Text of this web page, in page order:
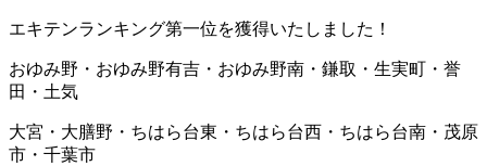
エキテンランキング第一位を獲得いたしました！
おゆみ野・おゆみ野有吉・おゆみ野南・鎌取・生実町・誉
田・土気
大宮・大膳野・ちはら台東・ちはら台西・ちはら台南・茂原
市・千葉市